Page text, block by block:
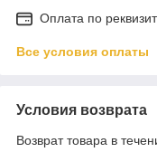
Оплата по
Все условия оплаты
Условия возврата
Возврат товара в